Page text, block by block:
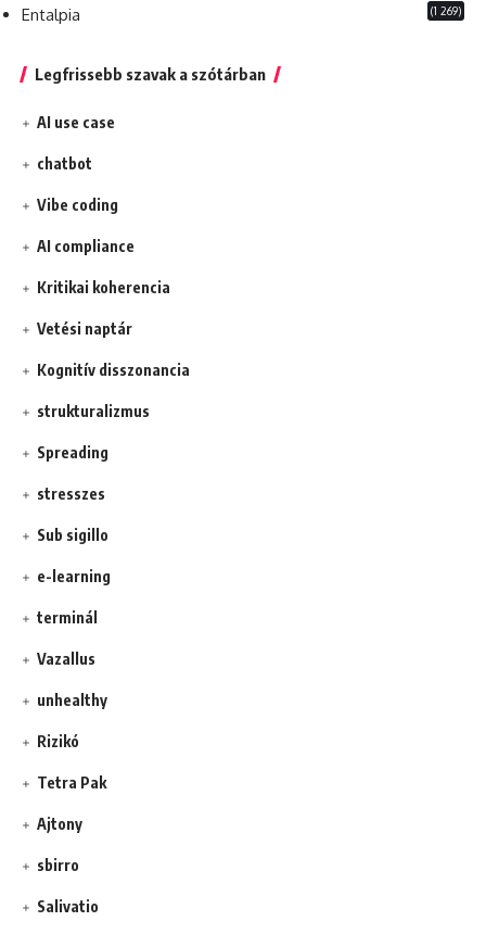
Entalpia (1 269)
Legfrissebb szavak a szótárban
AI use case
chatbot
Vibe coding
AI compliance
Kritikai koherencia
Vetési naptár
Kognitív disszonancia
strukturalizmus
Spreading
stresszes
Sub sigillo
e-learning
terminál
Vazallus
unhealthy
Rizikó
Tetra Pak
Ajtony
sbirro
Salivatio